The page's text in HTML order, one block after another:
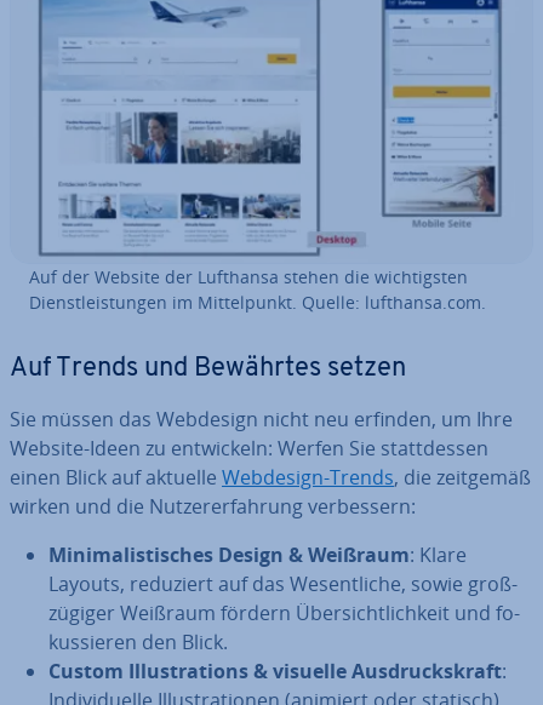
Auf der Website der Lufthansa stehen die wich­tigs­ten
Dienst­leis­tun­gen im Mit­tel­punkt. Quelle: lufthansa.com.
Auf Trends und Bewährtes setzen
Sie müssen das Webdesign nicht neu erfinden, um Ihre
Website-Ideen zu ent­wi­ckeln: Werfen Sie statt­des­sen
einen Blick auf aktuelle Webdesign-Trends, die zeitgemäß
wirken und die Nut­zer­er­fah­rung ver­bes­sern:
Mi­ni­ma­lis­ti­sches Design & Weißraum: Klare
Layouts, reduziert auf das We­sent­li­che, sowie groß­
zü­gi­ger Weißraum fördern Über­sicht­lich­keit und fo­
kus­sie­ren den Blick.
Custom Il­lus­tra­ti­ons & visuelle Aus­drucks­kraft: